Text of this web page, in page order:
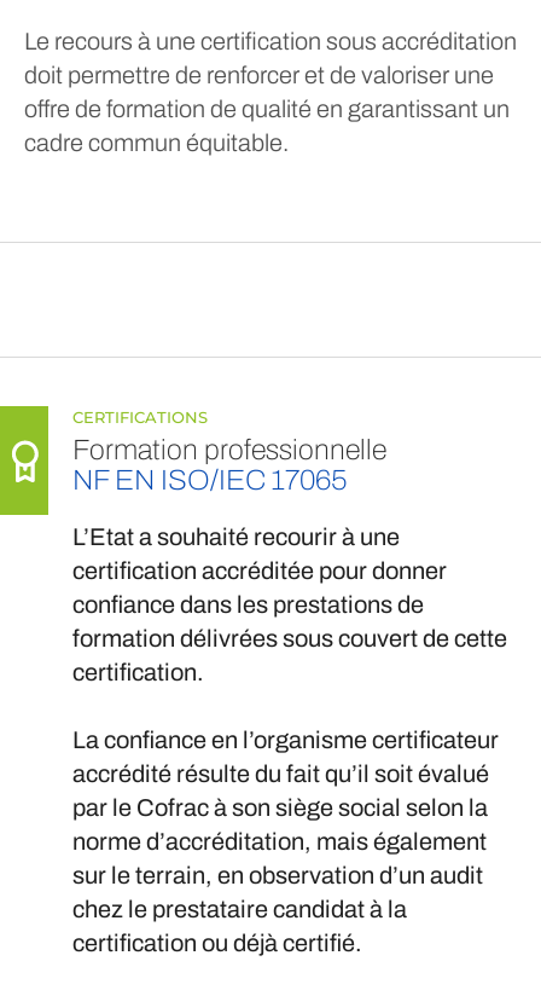
Le recours à une certification sous accréditation
doit permettre de renforcer et de valoriser une
offre de formation de qualité en garantissant un
cadre commun équitable.
CERTIFICATIONS
Formation professionnelle
NF EN ISO/IEC 17065
L’Etat a souhaité recourir à une
certification accréditée pour donner
confiance dans les prestations de
formation délivrées sous couvert de cette
certification.
La confiance en l’organisme certificateur
accrédité résulte du fait qu’il soit évalué
par le Cofrac à son siège social selon la
norme d’accréditation, mais également
sur le terrain, en observation d’un audit
chez le prestataire candidat à la
certification ou déjà certifié.